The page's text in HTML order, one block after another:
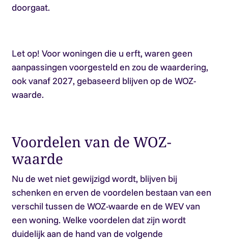
doorgaat.
Let op! Voor woningen die u erft, waren geen
aanpassingen voorgesteld en zou de waardering,
ook vanaf 2027, gebaseerd blijven op de WOZ-
waarde.
Voordelen van de WOZ-
waarde
Nu de wet niet gewijzigd wordt, blijven bij
schenken en erven de voordelen bestaan van een
verschil tussen de WOZ-waarde en de WEV van
een woning. Welke voordelen dat zijn wordt
duidelijk aan de hand van de volgende